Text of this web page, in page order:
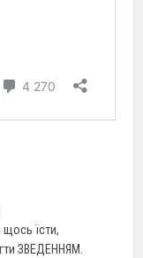
щось їсти,
ЗВЕДЕННЯМ.